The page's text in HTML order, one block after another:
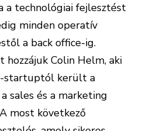
a technológiai fejlesztést
minden operatív
a back office-ig.
Colin Helm, aki
startuptól került a
sales és a marketing
most következő